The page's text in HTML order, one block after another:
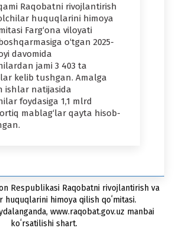
Raqobatni rivojlantirish
huquqlarini himoya
Farg‘ona viloyati
o‘tgan 2025-
davomida
jami 3 403 ta
kelib tushgan. Amalga
ishlar natijasida
foydasiga 1,1 mlrd
mablag‘lar qayta hisob-
Respublikasi Raqobatni rivojlantirish va
himoya qilish qoʻmitasi.
www.raqobat.gov.uz manbai
koʻrsatilishi shart.